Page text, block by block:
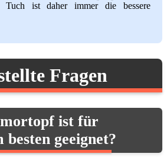
Tuch ist daher immer die bessere
Fragen
ist für
geeignet?